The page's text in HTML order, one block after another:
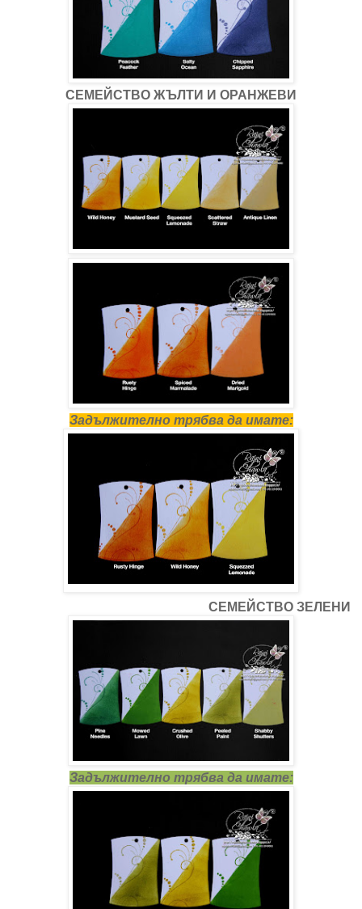
СЕМЕЙСТВО ЖЪЛТИ И ОРАНЖЕВИ
Задължително трябва да имате:
СЕМЕЙСТВО ЗЕЛЕНИ
Задължително трябва да имате: